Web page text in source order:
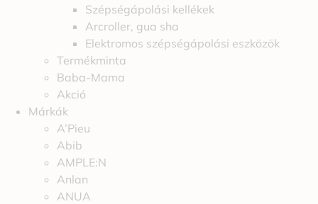
Szépségápolási kellékek
Arcroller, gua sha
Elektromos szépségápolási eszközök
Termékminta
Baba-Mama
Akció
Márkák
A’Pieu
Abib
AMPLE:N
Anlan
ANUA